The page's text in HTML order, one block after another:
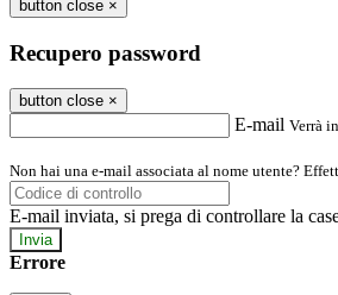
button close ×
Recupero password
button close ×
E-mail Verrà
Non hai una e-mail associata al nome utente?
E-mail inviata, si prega di controllare la
Errore